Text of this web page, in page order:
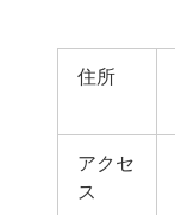
住所
アクセ
ス